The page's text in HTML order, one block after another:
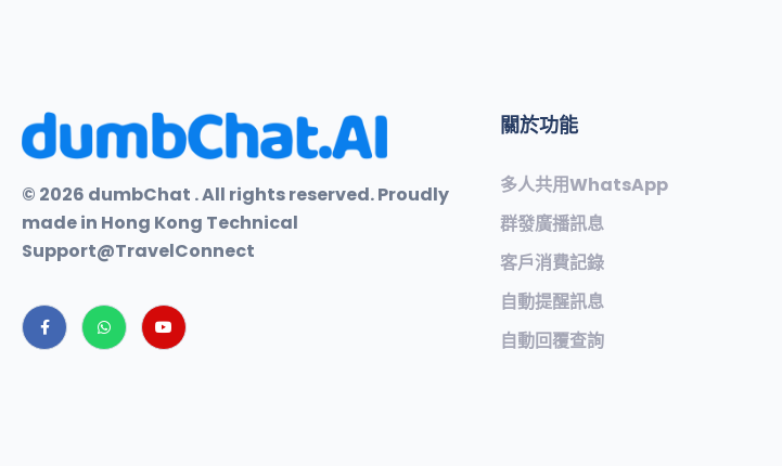
© 2026 dumbChat . All rights reserved. Proudly
made in Hong Kong Technical
Support@TravelConnect
關於功能
多人共用WhatsApp
群發廣播訊息
客戶消費記錄
自動提醒訊息
自動回覆查詢